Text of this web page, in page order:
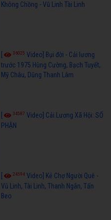
Không Chồng - Vũ Linh Tài Linh
36025 Video] Bụi đời - Cải lương
trước 1975 Hùng Cường, Bạch Tuyết,
Mỹ Châu, Dũng Thanh Lâm
34587 Video] Cải Lương Xã Hội: SỐ
PHẬN
24594 Video] Kẻ Chợ Người Quê -
Vũ Linh, Tài Linh, Thanh Ngân, Tấn
Beo